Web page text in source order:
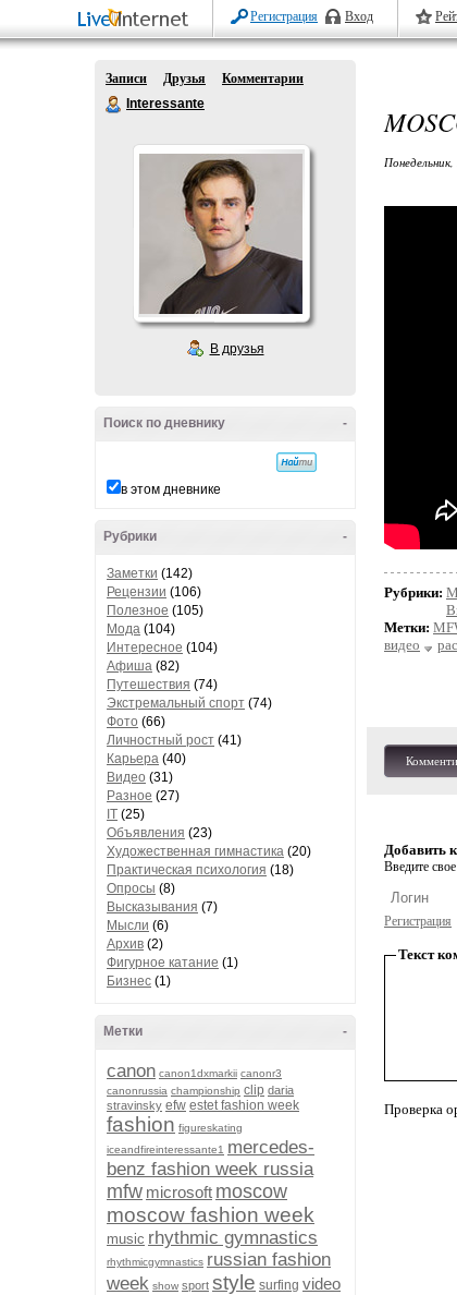
Регистрация Вход
Записи Друзья
Комментарии
Interessante
В друзья
-
Поиск по дневнику
в этом дневнике
-
Рубрики
Заметки (142)
Рецензии (106)
Полезное (105)
Мода (104)
Интересное (104)
Афиша (82)
Путешествия (74)
Экстремальный спорт (74)
Фото (66)
Личностный рост (41)
Карьера (40)
Видео (31)
Разное (27)
IT (25)
Объявления (23)
Художественная гимнастика (20)
Практическая психология (18)
Опросы (8)
Высказывания (7)
Мысли (6)
Архив (2)
Фигурное катание (1)
Бизнес (1)
-
Метки
canon canon1dxmarkii canonr3
canonrussia championship clip daria
stravinsky efw estet fashion week
fashion figureskating
iceandfireinteressante1 mercedes-
benz fashion week russia
mfw microsoft moscow
moscow fashion week
music rhythmic gymnastics
rhythmicgymnastics russian fashion
week show sport style surfing video
Рубрики:
Метки:
видео
Добавить
Введите
Регистрация
Текст
Проверка